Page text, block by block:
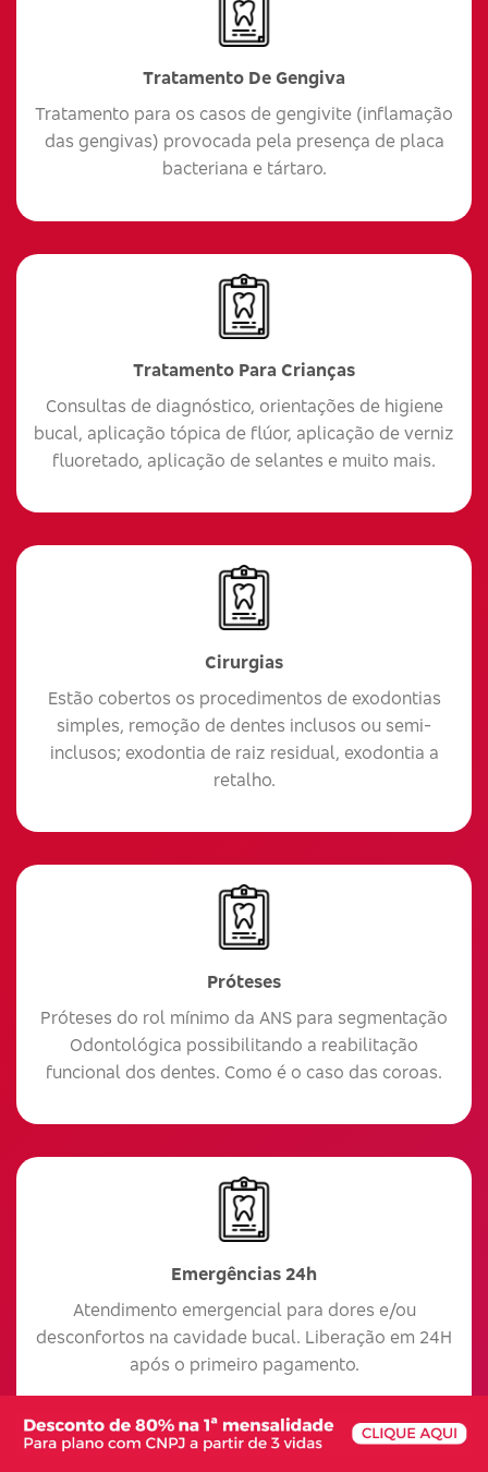
Tratamento De Gengiva
Tratamento para os casos de gengivite (inflamação
das gengivas) provocada pela presença de placa
bacteriana e tártaro.
Tratamento Para Crianças
Consultas de diagnóstico, orientações de higiene
bucal, aplicação tópica de flúor, aplicação de verniz
fluoretado, aplicação de selantes e muito mais.
Cirurgias
Estão cobertos os procedimentos de exodontias
simples, remoção de dentes inclusos ou semi-
inclusos; exodontia de raiz residual, exodontia a
retalho.
Próteses
Próteses do rol mínimo da ANS para segmentação
Odontológica possibilitando a reabilitação
funcional dos dentes. Como é o caso das coroas.
Emergências 24h
Atendimento emergencial para dores e/ou
desconfortos na cavidade bucal. Liberação em 24H
após o primeiro pagamento.